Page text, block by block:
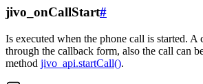
jivo_onCallStart#
Is executed when the phone call is started. A
through the callback form, also the call can
method jivo_api.startCall().